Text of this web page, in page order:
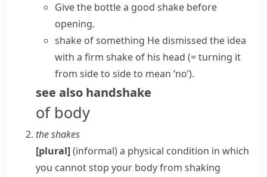
Give the bottle a good shake before
opening.
shake of something He dismissed the idea
with a firm shake of his head (= turning it
from side to side to mean ‘no’).
see also handshake
of body
the shakes
[plural](informal)a physical condition in which
you cannot stop your body from shaking